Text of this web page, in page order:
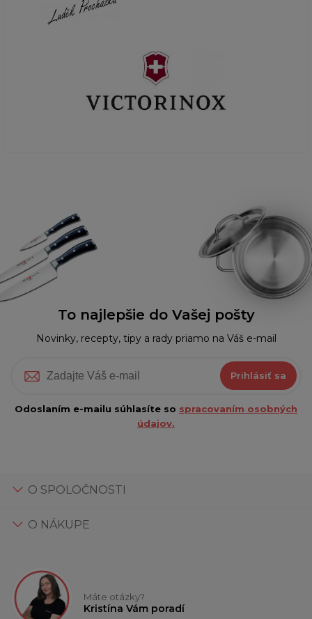
To najlepšie do Vašej pošty
Novinky, recepty, tipy a rady priamo na Váš e-mail
Prihlásiť sa
Odoslaním e-mailu súhlasíte so spracovaním osobných
údajov.
O SPOLOČNOSTI
O NÁKUPE
Máte otázky?
Kristína Vám poradí